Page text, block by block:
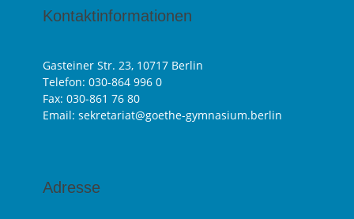
Kontaktinformationen
Gasteiner Str. 23, 10717 Berlin
Telefon: 030-864 996 0
Fax: 030-861 76 80
Email: sekretariat@goethe-gymnasium.berlin
Adresse